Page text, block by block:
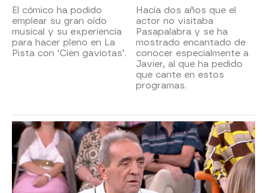
El cómico ha podido
emplear su gran oído
musical y su experiencia
para hacer pleno en La
Pista con ‘Cien gaviotas’.
Hacía dos años que el
actor no visitaba
Pasapalabra y se ha
mostrado encantado de
conocer especialmente a
Javier, al que ha pedido
que cante en estos
programas.